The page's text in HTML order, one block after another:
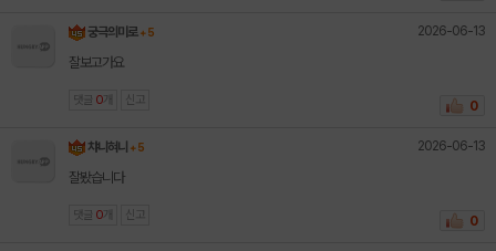
궁극의미로 + 5 2026-06-13
잘보고가요
댓글 0 개 신고 0
챠니혀니 + 5 2026-06-13
잘봤습니다
댓글 0 개 신고 0